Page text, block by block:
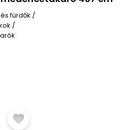
fürdők /
/